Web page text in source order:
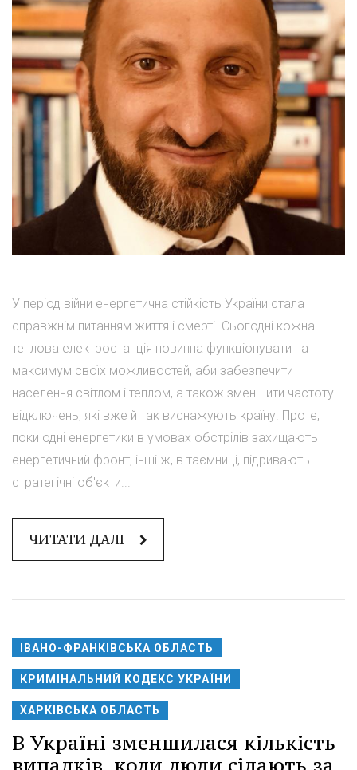
У період війни енергетична стійкість України стала
справжнім питанням життя і смерті. Сьогодні кожна
теплова електростанція повинна функціонувати на
максимум своїх можливостей, аби забезпечити
населення світлом і теплом, а також зменшити частоту
відключень, які вже й так виснажують країну. Проте,
поки одні енергетики в умовах обстрілів захищають
енергетичний фронт, інші ж, в таємниці, підривають
стратегічні об'єкти...
ЧИТАТИ ДАЛІ
ІВАНО-ФРАНКІВСЬКА ОБЛАСТЬ
КРИМІНАЛЬНИЙ КОДЕКС УКРАЇНИ
ХАРКІВСЬКА ОБЛАСТЬ
В Україні зменшилася кількість